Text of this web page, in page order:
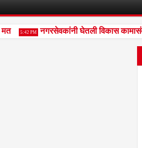
5:42 PM नगरसेवकांनी घेतली विकास